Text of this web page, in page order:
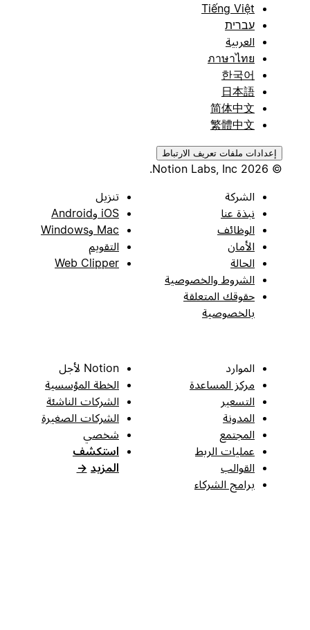
Tiếng Việt
עברית
العربية
ภาษาไทย
한국어
日本語
简体中文
繁體中文
إعدادات ملفات تعريف الارتباط
الشركة
نبذة عنا
الوظائف
الأمان
الحالة
الشروط والخصوصية
حقوقك المتعلقة
بالخصوصية
تنزيل
iOS وAndroid
Mac وWindows
التقويم
Web Clipper
الموارد
مركز المساعدة
التسعير
المدونة
المجتمع
عمليات الربط
القوالب
برامج الشركاء
Notion لأجل
الخطة المؤسسية
الشركات الناشئة
الشركات الصغيرة
شخصي
استكشف
المزيد →